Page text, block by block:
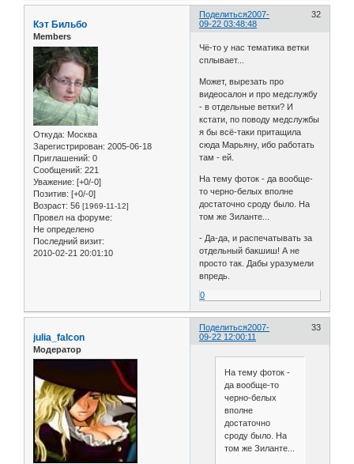
Поделиться 32
2007-
09-22 03:48:48
Кэт Бильбо
Members
Откуда: Москва
Зарегистрирован: 2005-06-18
Приглашений: 0
Сообщений: 221
Уважение: [+0/-0]
Позитив: [+0/-0]
Возраст: 56 [1969-11-12]
Провел на форуме:
Не определено
Последний визит:
2010-02-21 20:01:10
Чё-то у нас тематика ветки
сплывает...
Может, вырезать про
видеосалон и про медслужбу
- в отдельные ветки? И
кстати, по поводу медслужбы
я бы всё-таки притащила
сюда Марьяну, ибо работать
там - ей.
На тему фоток - да вообще-
то черно-белых вполне
достаточно сроду было. На
том же Зиланте...
- Да-да, и распечатывать за
отдельный бакшиш! А не
просто так. Дабы уразумели
впредь.
0
Поделиться 33
2007-
09-22 12:00:11
julia_falcon
Модератор
На тему фоток -
да вообще-то
черно-белых
вполне
достаточно
сроду было. На
том же Зиланте...